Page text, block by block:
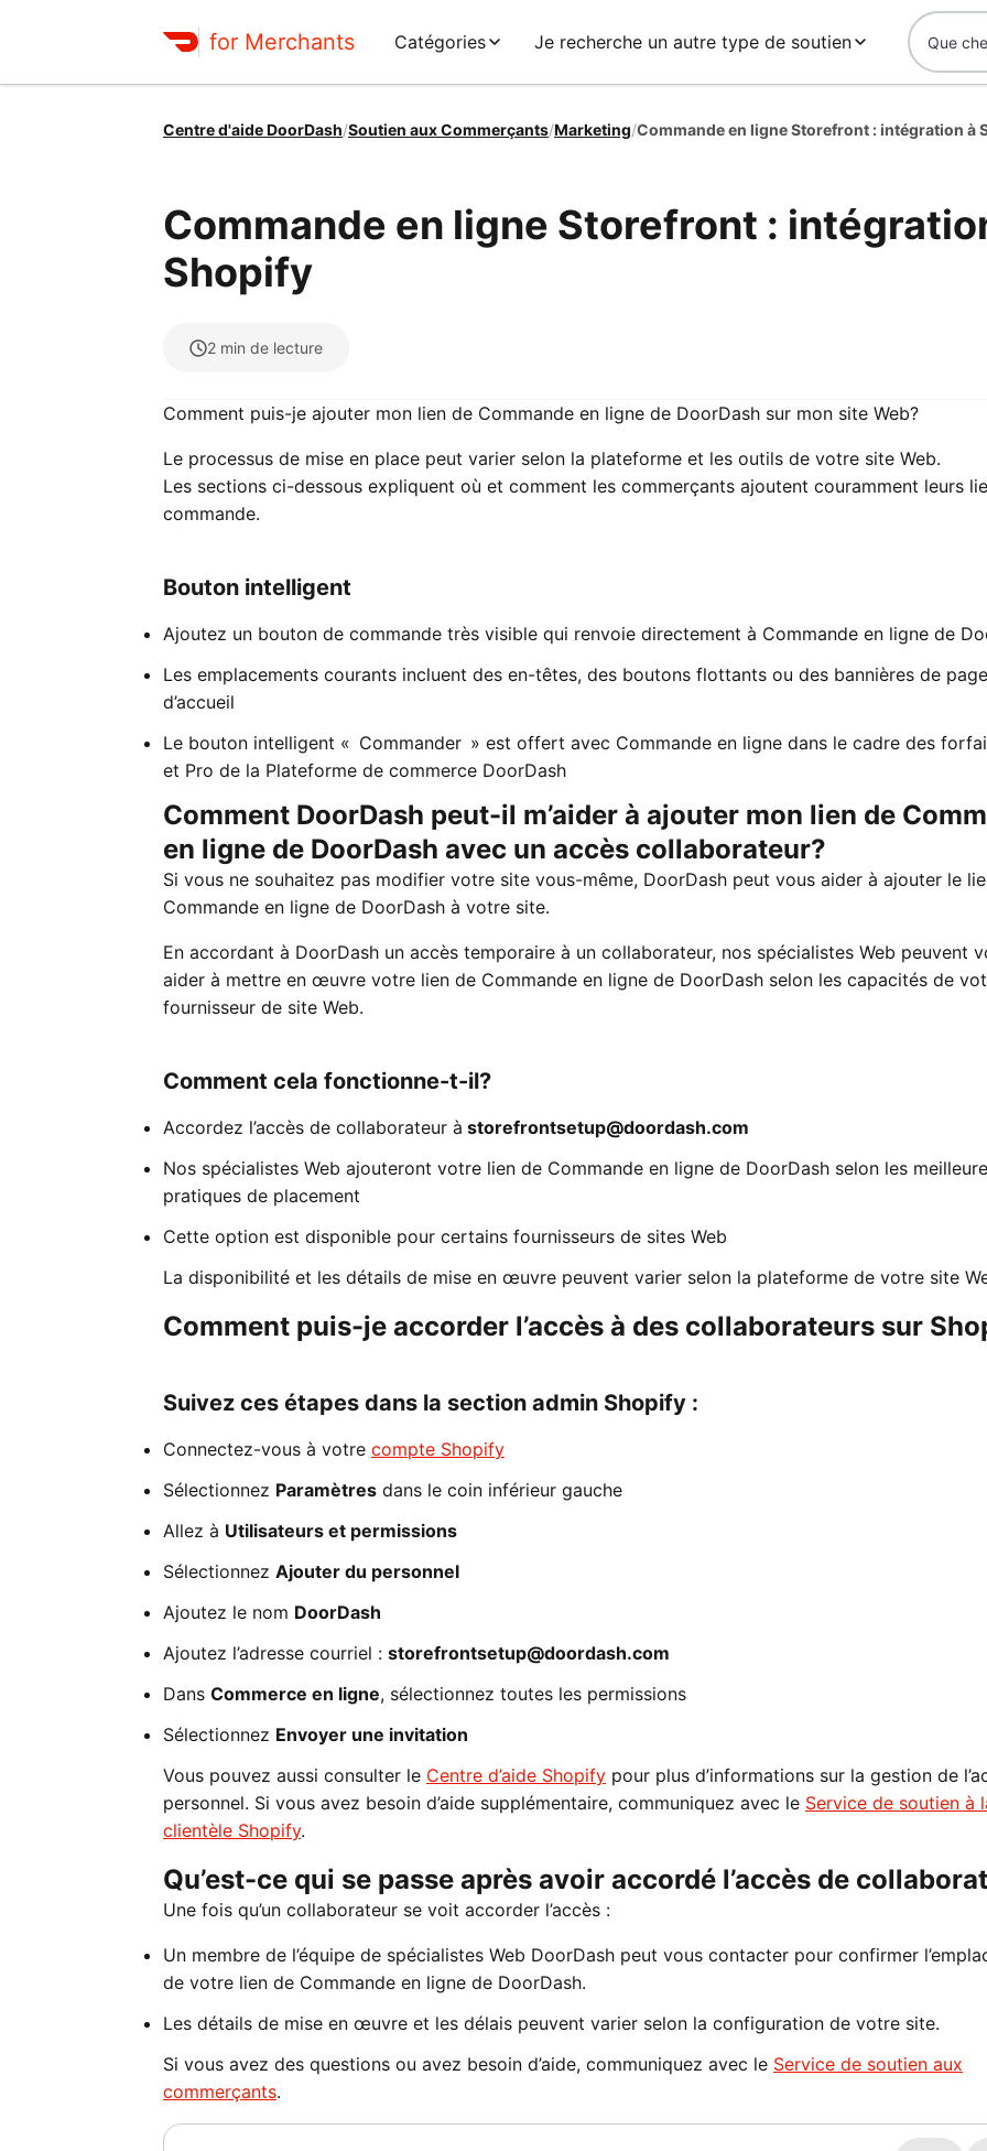
for Merchants Catégories Je recherche un autre type de soutien
Centre d'aide DoorDash/Soutien aux Commerçants/Marketing/Commande en ligne Storefront : intégration à
Commande en ligne Storefront :
Shopify
2 min de lecture
Comment puis-je ajouter mon lien de Commande en ligne de DoorDash sur mon site Web?
Le processus de mise en place peut varier selon la plateforme et les outils de votre site Web.
Les sections ci-dessous expliquent où et comment les commerçants ajoutent couramment leurs
commande.
Bouton intelligent
Ajoutez un bouton de commande très visible qui renvoie directement à Commande en ligne de
Les emplacements courants incluent des en-têtes, des boutons flottants ou des bannières de page
d’accueil
Le bouton intelligent « Commander » est offert avec Commande en ligne dans le cadre des
et Pro de la Plateforme de commerce DoorDash
Comment DoorDash peut-il m’aider à ajouter mon lien de
en ligne de DoorDash avec un accès collaborateur?
Si vous ne souhaitez pas modifier votre site vous-même, DoorDash peut vous aider à ajouter le
Commande en ligne de DoorDash à votre site.
En accordant à DoorDash un accès temporaire à un collaborateur, nos spécialistes Web peuvent
aider à mettre en œuvre votre lien de Commande en ligne de DoorDash selon les capacités de
fournisseur de site Web.
Comment cela fonctionne-t-il?
Accordez l’accès de collaborateur à storefrontsetup@doordash.com
Nos spécialistes Web ajouteront votre lien de Commande en ligne de DoorDash selon les
pratiques de placement
Cette option est disponible pour certains fournisseurs de sites Web
La disponibilité et les détails de mise en œuvre peuvent varier selon la plateforme de votre site
Comment puis-je accorder l’accès à des collaborateurs sur
Suivez ces étapes dans la section admin Shopify :
Connectez-vous à votre compte Shopify
Sélectionnez Paramètres dans le coin inférieur gauche
Allez à Utilisateurs et permissions
Sélectionnez Ajouter du personnel
Ajoutez le nom DoorDash
Ajoutez l’adresse courriel : storefrontsetup@doordash.com
Dans Commerce en ligne, sélectionnez toutes les permissions
Sélectionnez Envoyer une invitation
Vous pouvez aussi consulter le Centre d’aide Shopify pour plus d’informations sur la gestion de
personnel. Si vous avez besoin d’aide supplémentaire, communiquez avec le Service de soutien à
clientèle Shopify.
Qu’est-ce qui se passe après avoir accordé l’accès de
Une fois qu’un collaborateur se voit accorder l’accès :
Un membre de l’équipe de spécialistes Web DoorDash peut vous contacter pour confirmer
de votre lien de Commande en ligne de DoorDash.
Les détails de mise en œuvre et les délais peuvent varier selon la configuration de votre site.
Si vous avez des questions ou avez besoin d’aide, communiquez avec le Service de soutien aux
commerçants.